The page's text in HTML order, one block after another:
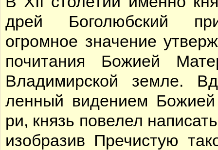
дрей Бо­го­люб­ский
огром­ное зна­че­ние
по­чи­та­ния Бо­жи­ей
Вла­ди­мир­ской зем­ле.
лен­ный ви­де­ни­ем
ри, князь по­ве­лел
изоб­ра­зив Пре­чи­стую